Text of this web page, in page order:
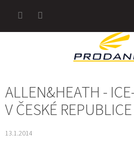
ALLEN&HEATH -
V ČESKÉ REPUBLICE
13.1.2014